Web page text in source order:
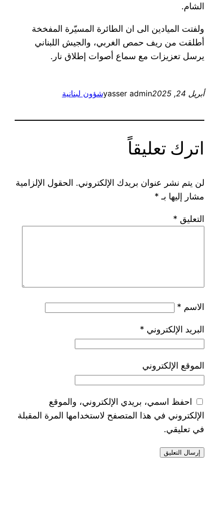
الشام.
ولفتت الميادين الى ان الطائرة المسيّرة المفخخة
أطلقت من ريف حمص الغربي، والجيش اللبناني
يرسل تعزيزات مع سماع أصوات إطلاق نار.
أبريل 24, 2025 yasser adminشؤون لبنانية
اترك تعليقاً
لن يتم نشر عنوان بريدك الإلكتروني. الحقول الإلزامية
مشار إليها بـ *
التعليق *
الاسم *
البريد الإلكتروني *
الموقع الإلكتروني
احفظ اسمي، بريدي الإلكتروني، والموقع
الإلكتروني في هذا المتصفح لاستخدامها المرة المقبلة
في تعليقي.